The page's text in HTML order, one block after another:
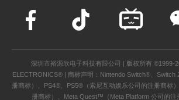
深圳市裕源欣电子科技有限公司 | 版权所有 ©1999-
ELECTRONICS® | 商标声明：Nintendo Switch®、Switch
册商标）、PS4®、PS5®（索尼互动娱乐公司的注册商标
册商标）、Meta Quest™（Meta Platform 公司的注